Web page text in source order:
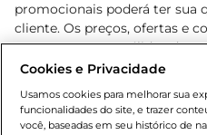
promocionais poderá ter sua
cliente. Os preços, ofertas e
o e-commerce e válidos
sofrer alterações sem prévia
Lei n.º 8069/90, art. 81, inciso
Adolescente). Preços e
Cookies e Privacidade
Usamos cookies para melhorar sua
funcionalidades do site, e trazer
você, baseadas em seu histórico de